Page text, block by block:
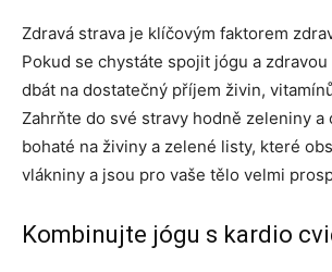
Zdravá strava je klíčovým faktorem
Pokud se chystáte spojit jógu a
dbát na dostatečný příjem živin,
Zahrňte do své stravy hodně zeleniny a
bohaté na živiny a zelené listy, které
vlákniny a jsou pro vaše tělo velmi
Kombinujte jógu s kardio